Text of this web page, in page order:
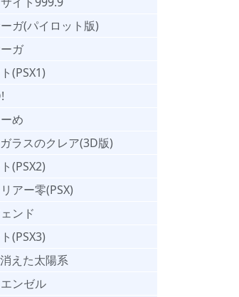
ガ(パイロット版)
ガ
(PSX1)
め
ラスのクレア(3D版)
(PSX2)
アー零(PSX)
ンド
(PSX3)
えた太陽系
ンゼル